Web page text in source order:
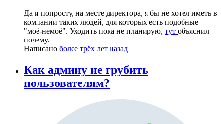
Да и попросту, на месте директора, я бы не хотел иметь в
компании таких людей, для которых есть подобные
"моё-немоё". Уходить пока не планирую, тут объяснил
почему.
Написано более трёх лет назад
Как админу не грубить
пользователям?